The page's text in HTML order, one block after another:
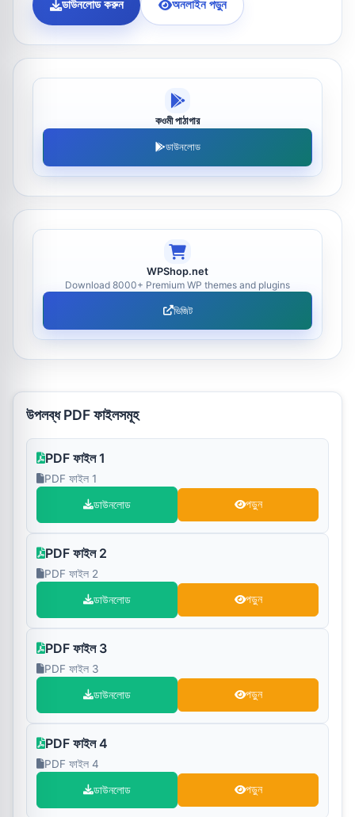
ডাউনলোড করুন অনলাইন পড়ুন
কওমী পাঠাগার
ডাউনলোড
WPShop.net
Download 8000+ Premium WP themes and plugins
ভিজিট
উপলব্ধ PDF ফাইলসমূহ
PDF ফাইল 1
PDF ফাইল 1
ডাউনলোড পড়ুন
PDF ফাইল 2
PDF ফাইল 2
ডাউনলোড পড়ুন
PDF ফাইল 3
PDF ফাইল 3
ডাউনলোড পড়ুন
PDF ফাইল 4
PDF ফাইল 4
ডাউনলোড পড়ুন